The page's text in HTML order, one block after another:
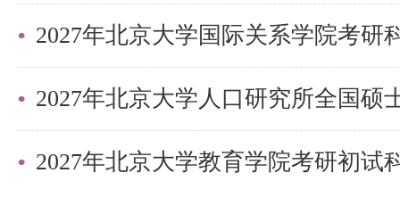
2027年北京大学国际关系学院考研
2027年北京大学教育学院考研初试